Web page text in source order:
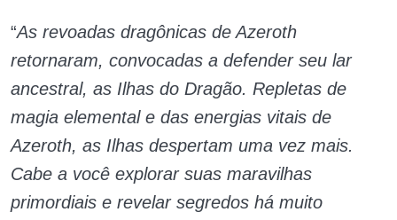
“As revoadas dragônicas de Azeroth
retornaram, convocadas a defender seu lar
ancestral, as Ilhas do Dragão. Repletas de
magia elemental e das energias vitais de
Azeroth, as Ilhas despertam uma vez mais.
Cabe a você explorar suas maravilhas
primordiais e revelar segredos há muito